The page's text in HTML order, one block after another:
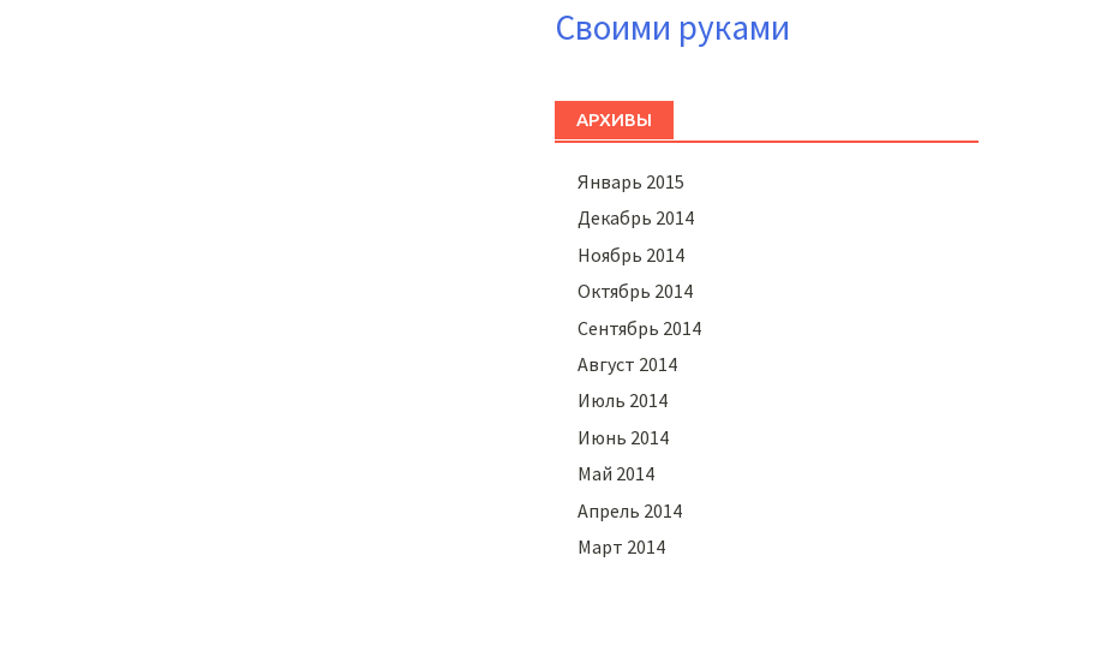
Своими руками
АРХИВЫ
Январь 2015
Декабрь 2014
Ноябрь 2014
Октябрь 2014
Сентябрь 2014
Август 2014
Июль 2014
Июнь 2014
Май 2014
Апрель 2014
Март 2014